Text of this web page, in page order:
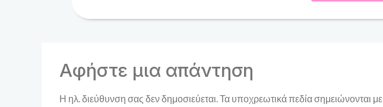
Αφήστε μια απάντηση
Η ηλ. διεύθυνση σας δεν δημοσιεύεται.Τα υποχρεωτικά πεδία σημειώνονται με